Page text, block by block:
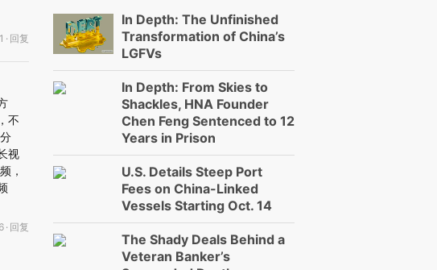
1 · 回复
不
视
，
6 · 回复
In Depth: The Unfinished
Transformation of China’s
LGFVs
In Depth: From Skies to
Shackles, HNA Founder
Chen Feng Sentenced to 12
Years in Prison
U.S. Details Steep Port
Fees on China-Linked
Vessels Starting Oct. 14
The Shady Deals Behind a
Veteran Banker’s